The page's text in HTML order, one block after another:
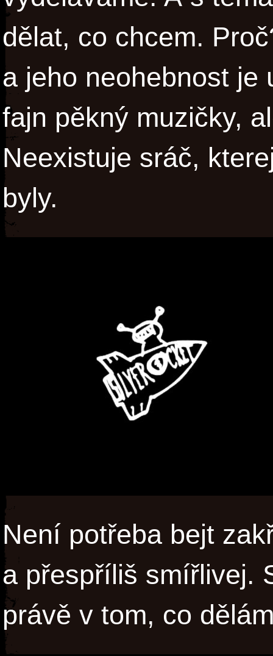
dělat, co chcem.
a jeho neohebnost je
fajn pěkný muzičky,
Neexistuje sráč,
byly.
Není potřeba bejt
a přespříliš smířlivej.
právě v tom, co